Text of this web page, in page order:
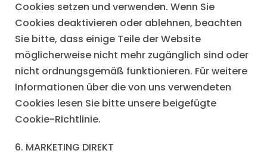
Cookies setzen und verwenden. Wenn Sie
Cookies deaktivieren oder ablehnen, beachten
Sie bitte, dass einige Teile der Website
möglicherweise nicht mehr zugänglich sind oder
nicht ordnungsgemäß funktionieren. Für weitere
Informationen über die von uns verwendeten
Cookies lesen Sie bitte unsere beigefügte
Cookie-Richtlinie.
6. MARKETING DIREKT